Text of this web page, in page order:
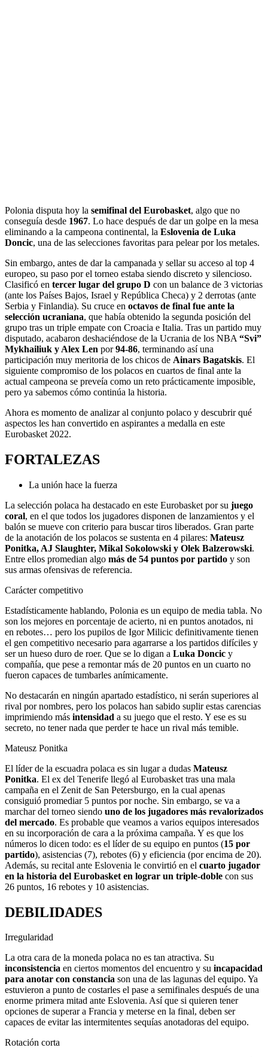
Polonia disputa hoy la semifinal del Eurobasket, algo que no
conseguía desde 1967. Lo hace después de dar un golpe en la mesa
eliminando a la campeona continental, la Eslovenia de Luka
Doncic, una de las selecciones favoritas para pelear por los metales.
Sin embargo, antes de dar la campanada y sellar su acceso al top 4
europeo, su paso por el torneo estaba siendo discreto y silencioso.
Clasificó en tercer lugar del grupo D con un balance de 3 victorias
(ante los Países Bajos, Israel y República Checa) y 2 derrotas (ante
Serbia y Finlandia). Su cruce en octavos de final fue ante la
selección ucraniana, que había obtenido la segunda posición del
grupo tras un triple empate con Croacia e Italia. Tras un partido muy
disputado, acabaron deshaciéndose de la Ucrania de los NBA “Svi”
Mykhailiuk y Alex Len por94-86, terminando así una
participación muy meritoria de los chicos de Ainars Bagatskis. El
siguiente compromiso de los polacos en cuartos de final ante la
actual campeona se preveía como un reto prácticamente imposible,
pero ya sabemos cómo continúa la historia.
Ahora es momento de analizar al conjunto polaco y descubrir qué
aspectos les han convertido en aspirantes a medalla en este
Eurobasket 2022.
FORTALEZAS
La unión hace la fuerza
La selección polaca ha destacado en este Eurobasket por su juego
coral, en el que todos los jugadores disponen de lanzamientos y el
balón se mueve con criterio para buscar tiros liberados. Gran parte
de la anotación de los polacos se sustenta en 4 pilares: Mateusz
Ponitka, AJ Slaughter, Mikal Sokolowski y Olek Balzerowski.
Entre ellos promedian algo más de 54 puntos por partido y son
sus armas ofensivas de referencia.
Carácter competitivo
Estadísticamente hablando, Polonia es un equipo de media tabla. No
son los mejores en porcentaje de acierto, ni en puntos anotados, ni
en rebotes… pero los pupilos de Igor Milicic definitivamente tienen
el gen competitivo necesario para agarrarse a los partidos difíciles y
ser un hueso duro de roer. Que se lo digan a Luka Doncic y
compañía, que pese a remontar más de 20 puntos en un cuarto no
fueron capaces de tumbarles anímicamente.
No destacarán en ningún apartado estadístico, ni serán superiores al
rival por nombres, pero los polacos han sabido suplir estas carencias
imprimiendo más intensidad a su juego que el resto. Y ese es su
secreto, no tener nada que perder te hace un rival más temible.
Mateusz Ponitka
El líder de la escuadra polaca es sin lugar a dudas Mateusz
Ponitka. El ex del Tenerife llegó al Eurobasket tras una mala
campaña en el Zenit de San Petersburgo, en la cual apenas
consiguió promediar 5 puntos por noche. Sin embargo, se va a
marchar del torneo siendo uno de los jugadores más revalorizados
del mercado. Es probable que veamos a varios equipos interesados
en su incorporación de cara a la próxima campaña. Y es que los
números lo dicen todo: es el líder de su equipo en puntos (15 por
partido), asistencias (7), rebotes (6) y eficiencia (por encima de 20).
Además, su recital ante Eslovenia le convirtió en el cuarto jugador
en la historia del Eurobasket en lograr un triple-doble con sus
26 puntos, 16 rebotes y 10 asistencias.
DEBILIDADES
Irregularidad
La otra cara de la moneda polaca no es tan atractiva. Su
inconsistencia en ciertos momentos del encuentro y su incapacidad
para anotar con constancia son una de las lagunas del equipo. Ya
estuvieron a punto de costarles el pase a semifinales después de una
enorme primera mitad ante Eslovenia. Así que si quieren tener
opciones de superar a Francia y meterse en la final, deben ser
capaces de evitar las intermitentes sequías anotadoras del equipo.
Rotación corta